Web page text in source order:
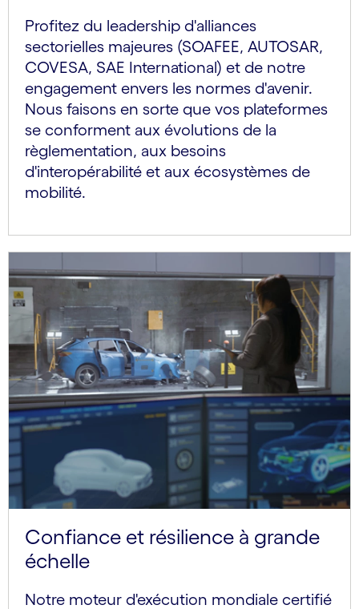
Profitez du leadership d'alliances
sectorielles majeures (SOAFEE, AUTOSAR,
COVESA, SAE International) et de notre
engagement envers les normes d'avenir.
Nous faisons en sorte que vos plateformes
se conforment aux évolutions de la
règlementation, aux besoins
d'interopérabilité et aux écosystèmes de
mobilité.
Confiance et résilience à grande
échelle
Notre moteur d'exécution mondiale certifié